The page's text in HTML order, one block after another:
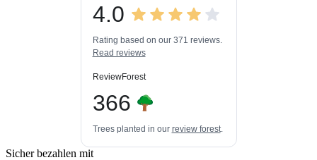
3
ProvenExpert.com
Blick aufs ProvenExpert-Profil werfen
06.08.2026
4.0
Rating based on our 371 reviews.
Read reviews
ReviewForest
366
Trees planted in our review forest.
Sicher bezahlen mit